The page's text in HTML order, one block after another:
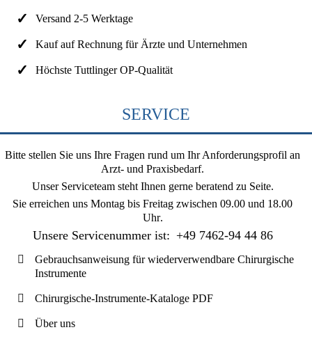
Versand 2-5 Werktage
Kauf auf Rechnung für Ärzte und Unternehmen
Höchste Tuttlinger OP-Qualität
SERVICE
Bitte stellen Sie uns Ihre Fragen rund um Ihr Anforderungsprofil an
Arzt- und Praxisbedarf.
Unser Serviceteam steht Ihnen gerne beratend zu Seite.
Sie erreichen uns Montag bis Freitag zwischen 09.00 und 18.00
Uhr.
Unsere Servicenummer ist: +49 7462-94 44 86
Gebrauchsanweisung für wiederverwendbare Chirurgische
Instrumente
Chirurgische-Instrumente-Kataloge PDF
Über uns